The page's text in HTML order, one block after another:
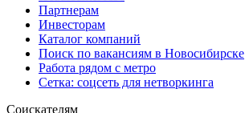
Партнерам
Инвесторам
Каталог компаний
Поиск по вакансиям в Новосибирске
Работа рядом с метро
Сетка: соцсеть для нетворкинга
Соискателям